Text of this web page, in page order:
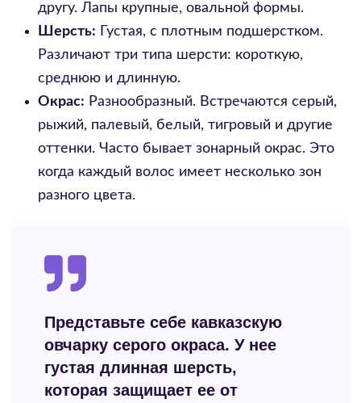
другу. Лапы крупные, овальной формы.
Шерсть: Густая, с плотным подшерстком.
Различают три типа шерсти: короткую,
среднюю и длинную.
Окрас: Разнообразный. Встречаются серый,
рыжий, палевый, белый, тигровый и другие
оттенки. Часто бывает зонарный окрас. Это
когда каждый волос имеет несколько зон
разного цвета.
Представьте себе кавказскую
овчарку серого окраса. У нее
густая длинная шерсть,
которая защищает ее от